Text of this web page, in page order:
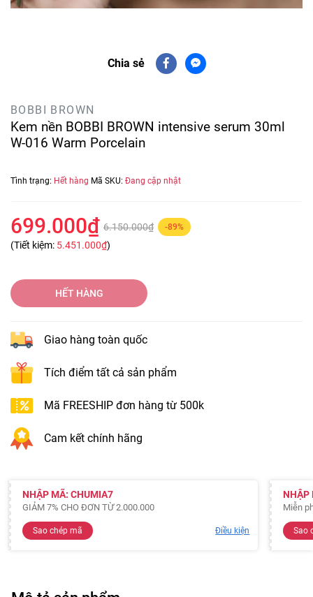
Chia sẻ
BOBBI BROWN
Kem nền BOBBI BROWN intensive serum 30ml
W-016 Warm Porcelain
Tình trạng: Hết hàng Mã SKU: Đang cập nhật
699.000₫ 6.150.000₫ -89%
(Tiết kiệm: 5.451.000₫)
HẾT HÀNG
Giao hàng toàn quốc
Tích điểm tất cả sản phẩm
Mã FREESHIP đơn hàng từ 500k
Cam kết chính hãng
NHẬP MÃ: CHUMIA7
GIẢM 7% CHO ĐƠN TỪ 2.000.000
Sao chép mã Điều kiện
NHẬP
Miễn
Sao